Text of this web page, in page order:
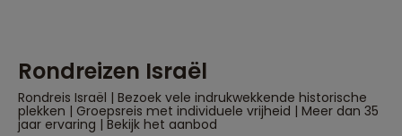
Rondreizen Israël
Rondreis Israël | Bezoek vele indrukwekkende historische
plekken | Groepsreis met individuele vrijheid | Meer dan 35
jaar ervaring | Bekijk het aanbod